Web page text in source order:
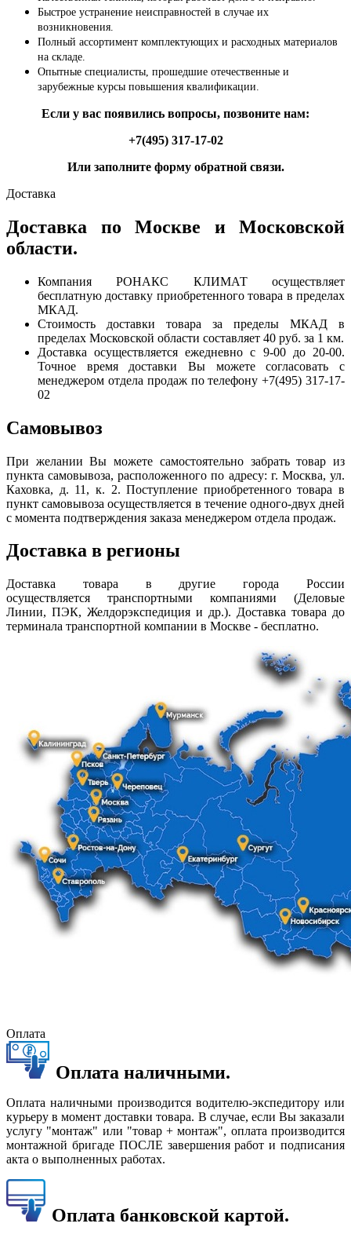
Быстрое устранение неисправностей в случае их
возникновения.
Полный ассортимент комплектующих и расходных материалов
на складе.
Опытные специалисты, прошедшие отечественные и
зарубежные курсы повышения квалификации.
Если у вас появились вопросы, позвоните нам:
+7(495) 317-17-02
Или заполните форму обратной связи.
Доставка
Доставка по Москве и Московской
области.
Компания РОНАКС КЛИМАТ осуществляет
бесплатную доставку приобретенного товара в пределах
МКАД.
Стоимость доставки товара за пределы МКАД в
пределах Московской области составляет 40 руб. за 1 км.
Доставка осуществляется ежедневно с 9-00 до 20-00.
Точное время доставки Вы можете согласовать с
менеджером отдела продаж по телефону +7(495) 317-17-
02
Самовывоз
При желании Вы можете самостоятельно забрать товар из
пункта самовывоза, расположенного по адресу: г. Москва, ул.
Каховка, д. 11, к. 2. Поступление приобретенного товара в
пункт самовывоза осуществляется в течение одного-двух дней
с момента подтверждения заказа менеджером отдела продаж.
Доставка в регионы
Доставка товара в другие города России
осуществляется транспортными компаниями (Деловые
Линии, ПЭК, Желдорэкспедиция и др.). Доставка товара до
терминала транспортной компании в Москве - бесплатно.
Оплата
Оплата наличными.
Оплата наличными производится водителю-экспедитору или
курьеру в момент доставки товара. В случае, если Вы заказали
услугу "монтаж" или "товар + монтаж", оплата производится
монтажной бригаде ПОСЛЕ завершения работ и подписания
акта о выполненных работах.
Оплата банковской картой.